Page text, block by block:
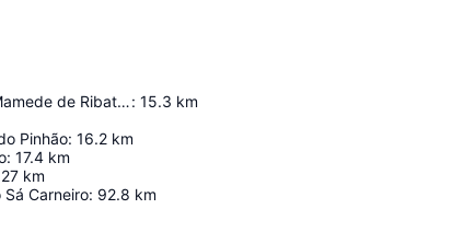
Pelourinho de São Mamede de Ribatua: 15.3 km
Pinhão: 16.2 km
: 17.4 km
27 km
Carneiro: 92.8 km